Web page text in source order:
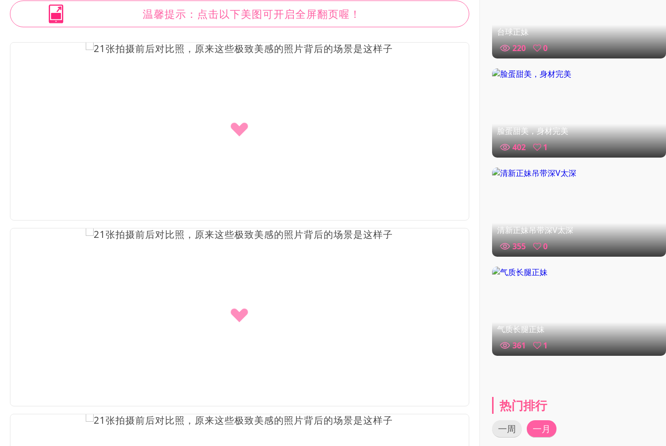
温馨提示：点击以下美图可开启全屏翻页喔！
台球正妹
220
0
脸蛋甜美，身材完美
402
1
清新正妹吊带深V太深
355
0
气质长腿正妹
361
1
热门排行
一周 一月